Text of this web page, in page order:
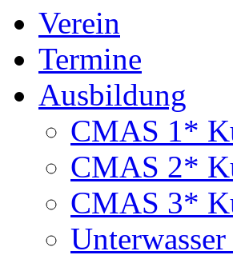
Verein
Termine
Ausbildung
CMAS 1*
CMAS 2*
CMAS 3*